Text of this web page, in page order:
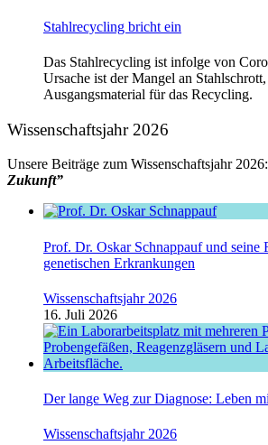
Stahlrecycling bricht ein
Das Stahlrecycling ist infolge von
Ursache ist der Mangel an
Ausgangsmaterial für das Recycling.
Wissenschaftsjahr 2026
Unsere Beiträge zum Wissenschaftsjahr 2026:
Zukunft”
Prof. Dr. Oskar Schnappauf und seine
genetischen Erkrankungen
Wissenschaftsjahr 2026
16. Juli 2026
Der lange Weg zur Diagnose: Leben
Wissenschaftsjahr 2026